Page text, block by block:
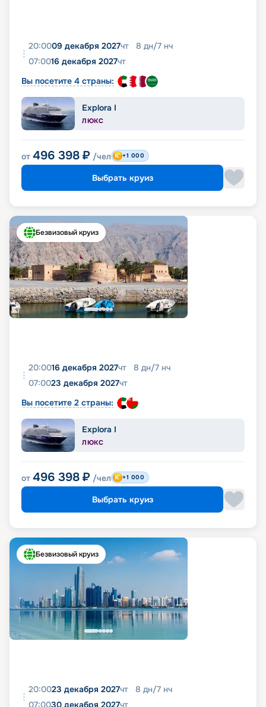
20:0009 декабря 2027чт 8 дн/7 нч
07:0016 декабря 2027чт
Вы посетите 4 страны:
Explora I
ЛЮКС
от 496 398 ₽ /чел +1 000
Выбрать круиз
Безвизовый круиз
20:0016 декабря 2027чт 8 дн/7 нч
07:0023 декабря 2027чт
Вы посетите 2 страны:
Explora I
ЛЮКС
от 496 398 ₽ /чел +1 000
Выбрать круиз
Безвизовый круиз
20:0023 декабря 2027чт 8 дн/7 нч
07:0030 декабря 2027чт